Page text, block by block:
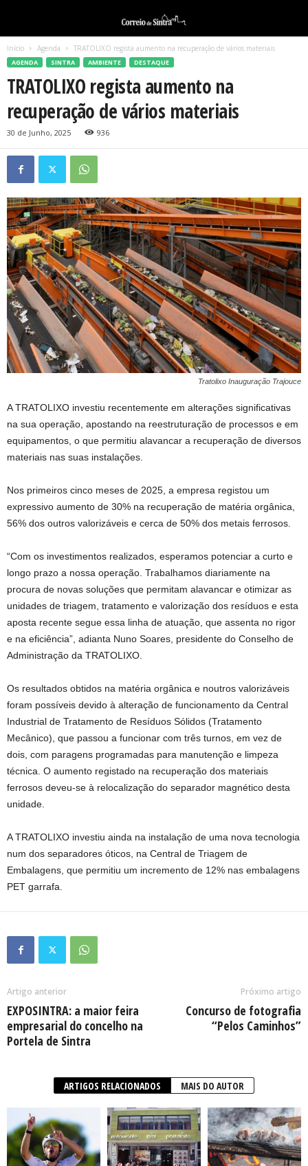
Início Agenda TRATOLIXO regista aumento na recuperação de vários materiais
AGENDA SINTRA AMBIENTE DESTAQUE
TRATOLIXO regista aumento na
recuperação de vários materiais
30 de Junho, 2025 936
Tratolixo Inauguração Trajouce
A TRATOLIXO investiu recentemente em alterações significativas
na sua operação, apostando na reestruturação de processos e em
equipamentos, o que permitiu alavancar a recuperação de diversos
materiais nas suas instalações.
Nos primeiros cinco meses de 2025, a empresa registou um
expressivo aumento de 30% na recuperação de matéria orgânica,
56% dos outros valorizáveis e cerca de 50% dos metais ferrosos.
“Com os investimentos realizados, esperamos potenciar a curto e
longo prazo a nossa operação. Trabalhamos diariamente na
procura de novas soluções que permitam alavancar e otimizar as
unidades de triagem, tratamento e valorização dos resíduos e esta
aposta recente segue essa linha de atuação, que assenta no rigor
e na eficiência”, adianta Nuno Soares, presidente do Conselho de
Administração da TRATOLIXO.
Os resultados obtidos na matéria orgânica e noutros valorizáveis
foram possíveis devido à alteração de funcionamento da Central
Industrial de Tratamento de Resíduos Sólidos (Tratamento
Mecânico), que passou a funcionar com três turnos, em vez de
dois, com paragens programadas para manutenção e limpeza
técnica. O aumento registado na recuperação dos materiais
ferrosos deveu-se à relocalização do separador magnético desta
unidade.
A TRATOLIXO investiu ainda na instalação de uma nova tecnologia
num dos separadores óticos, na Central de Triagem de
Embalagens, que permitiu um incremento de 12% nas embalagens
PET garrafa.
Artigo anterior
EXPOSINTRA: a maior feira
empresarial do concelho na
Portela de Sintra
Próximo artigo
Concurso de fotografia
“Pelos Caminhos”
ARTIGOS RELACIONADOS MAIS DO AUTOR